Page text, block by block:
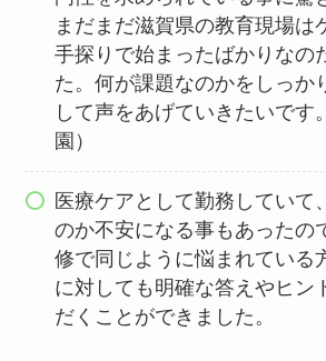
まだまだ滋賀県の教育現場は
手探りで始まったばかりなの
た。何が課題なのかをしっか
して声をあげていきたいです
園）
医療ケアとして勤務していて
のか不安になる事もあったの
修で同じように悩まれている
に対しても明確な答えやヒン
だくことができました。